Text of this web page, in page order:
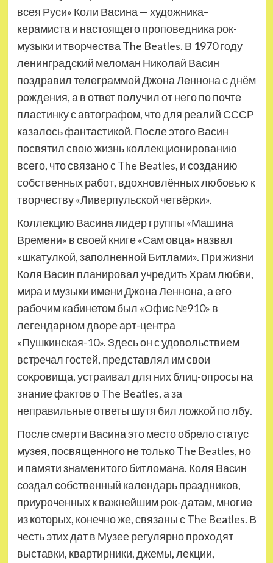
всея Руси» Коли Васина — художника–
керамиста и настоящего проповедника рок-
музыки и творчества The Beatles. В 1970 году
ленинградский меломан Николай Васин
поздравил телеграммой Джона Леннона с днём
рождения, а в ответ получил от него по почте
пластинку с автографом, что для реалий СССР
казалось фантастикой. После этого Васин
посвятил свою жизнь коллекционированию
всего, что связано с The Beatles, и созданию
собственных работ, вдохновлённых любовью к
творчеству «Ливерпульской четвёрки».
Коллекцию Васина лидер группы «Машина
Времени» в своей книге «Сам овца» назвал
«шкатулкой, заполненной Битлами». При жизни
Коля Васин планировал учредить Храм любви,
мира и музыки имени Джона Леннона, а его
рабочим кабинетом был «Офис №910» в
легендарном дворе арт-центра
«Пушкинская-10». Здесь он с удовольствием
встречал гостей, представлял им свои
сокровища, устраивал для них блиц-опросы на
знание фактов о The Beatles, а за
неправильные ответы шутя бил ложкой по лбу.
После смерти Васина это место обрело статус
музея, посвященного не только The Beatles, но
и памяти знаменитого битломана. Коля Васин
создал собственный календарь праздников,
приуроченных к важнейшим рок-датам, многие
из которых, конечно же, связаны с The Beatles. В
честь этих дат в Музее регулярно проходят
выставки, квартирники, джемы, лекции,